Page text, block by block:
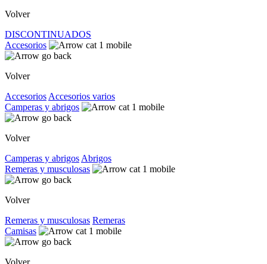
Volver
DISCONTINUADOS
Accesorios
Volver
Accesorios Accesorios varios
Camperas y abrigos
Volver
Camperas y abrigos Abrigos
Remeras y musculosas
Volver
Remeras y musculosas Remeras
Camisas
Volver